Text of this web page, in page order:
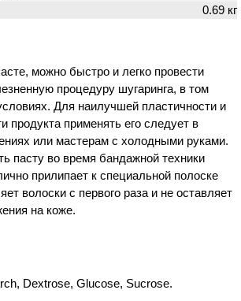
0.69 кг
можно быстро и легко провести
процедуру шугаринга, в том
Для наилучшей пластичности и
продукта применять его следует в
или мастерам с холодными руками.
пасту во время бандажной техники
прилипает к специальной полоске
волоски с первого раза и не оставляет
на коже.
Dextrose, Glucose, Sucrose.